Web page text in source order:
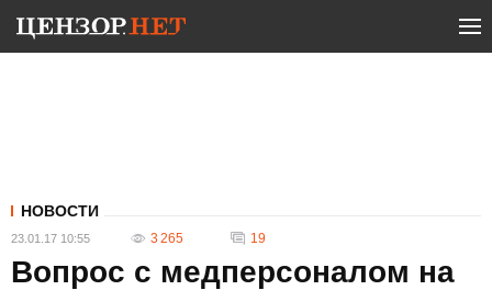
НОВОСТИ
23.01.17 10:55 3 265 19
Вопрос с медперсоналом на